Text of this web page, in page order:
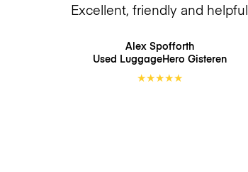
Excellent, friendly and helpful
Alex Spofforth
Used LuggageHero Gisteren
★★★★★